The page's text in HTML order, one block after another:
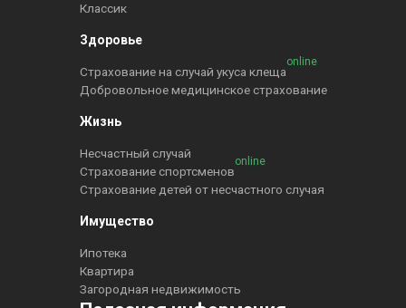
Классик
Здоровье
Страхование на случай укуса клеща
online
Добровольное медицинское страхование
Жизнь
Несчастный случай
Страхование спортсменов
online
Страхование детей от несчастного случая
Имущество
Ипотека
Квартира
Загородная недвижимость